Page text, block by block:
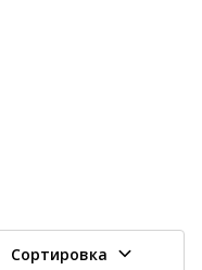
Сортировка